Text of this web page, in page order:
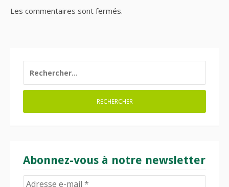
Les commentaires sont fermés.
Abonnez-vous à notre newsletter